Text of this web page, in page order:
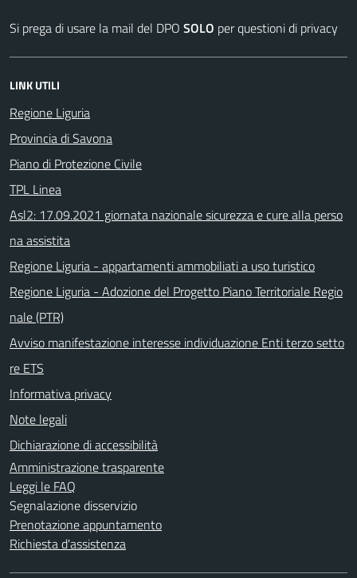
Si prega di usare la mail del DPO SOLO per questioni di privacy
LINK UTILI
Regione Liguria
Provincia di Savona
Piano di Protezione Civile
TPL Linea
Asl2: 17.09.2021 giornata nazionale sicurezza e cure alla perso
na assistita
Regione Liguria - appartamenti ammobiliati a uso turistico
Regione Liguria - Adozione del Progetto Piano Territoriale Regio
nale (PTR)
Avviso manifestazione interesse individuazione Enti terzo setto
re ETS
Informativa privacy
Note legali
Dichiarazione di accessibilità
Amministrazione trasparente
Leggi le FAQ
Segnalazione disservizio
Prenotazione appuntamento
Richiesta d'assistenza